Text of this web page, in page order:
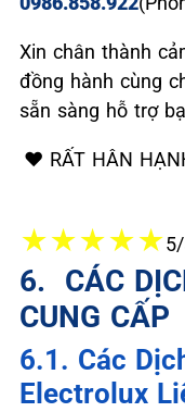
Xin chân thành
đồng hành cùng
sẵn sàng hỗ trợ
❤️ RẤT HÂN
★★★★★
6. ️ CÁC
CUNG CẤP
6.1. Các
Electrolux